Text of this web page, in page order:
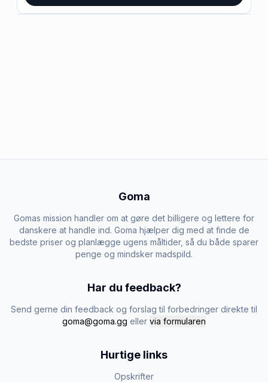
Goma
Gomas mission handler om at gøre det billigere og lettere for
danskere at handle ind. Goma hjælper dig med at finde de
bedste priser og planlægge ugens måltider, så du både sparer
penge og mindsker madspild.
Har du feedback?
Send gerne din feedback og forslag til forbedringer direkte til
goma@goma.gg eller via formularen
Hurtige links
Opskrifter